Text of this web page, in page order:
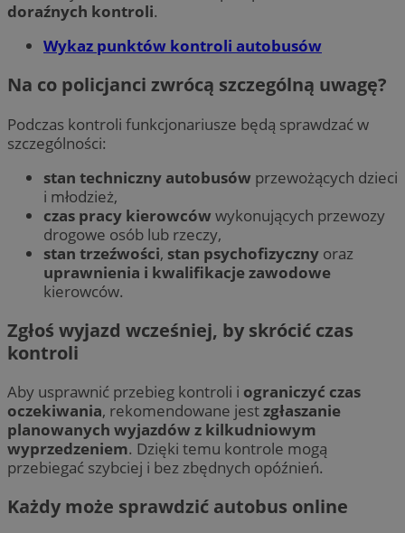
doraźnych kontroli.
Wykaz punktów kontroli autobusów
Na co policjanci zwrócą szczególną uwagę?
Podczas kontroli funkcjonariusze będą sprawdzać w
szczególności:
stan techniczny autobusów przewożących dzieci
i młodzież,
czas pracy kierowców wykonujących przewozy
drogowe osób lub rzeczy,
stan trzeźwości, stan psychofizyczny oraz
uprawnienia i kwalifikacje zawodowe
kierowców.
Zgłoś wyjazd wcześniej, by skrócić czas
kontroli
Aby usprawnić przebieg kontroli i ograniczyć czas
oczekiwania, rekomendowane jestzgłaszanie
planowanych wyjazdów z kilkudniowym
wyprzedzeniem. Dzięki temu kontrole mogą
przebiegać szybciej i bez zbędnych opóźnień.
Każdy może sprawdzić autobus online